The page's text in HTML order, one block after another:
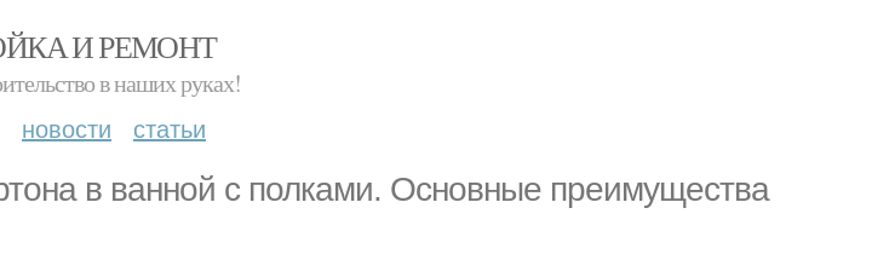
И РЕМОНТ
в наших руках!
новости статьи
в ванной с полками. Основные преимущества